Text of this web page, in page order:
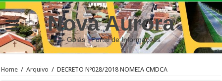
Nova Aurora
– Goiás | Portal de Informações
Home / Arquivo / DECRETO Nº028/2018 NOMEIA CMDCA